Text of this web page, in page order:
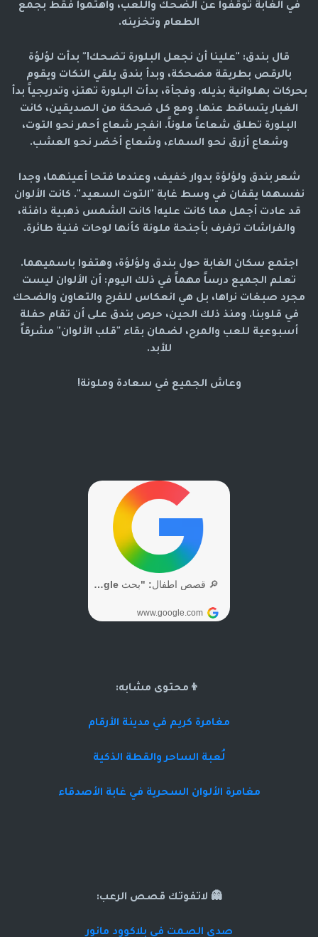
في الغابة توقفوا عن الضحك واللعب، واهتموا فقط بجمع
الطعام وتخزينه.
قال بندق: "علينا أن نجعل البلورة تضحك!" بدأت لؤلؤة
بالرقص بطريقة مضحكة، وبدأ بندق يلقي النكات ويقوم
بحركات بهلوانية بذيله. وفجأة، بدأت البلورة تهتز، وتدريجياً بدأ
الغبار يتساقط عنها. ومع كل ضحكة من الصديقين، كانت
البلورة تطلق شعاعاً ملوناً. انفجر شعاع أحمر نحو التوت،
وشعاع أزرق نحو السماء، وشعاع أخضر نحو العشب.
شعر بندق ولؤلؤة بدوار خفيف، وعندما فتحا أعينهما، وجدا
نفسهما يقفان في وسط غابة "التوت السعيد". كانت الألوان
قد عادت أجمل مما كانت عليه! كانت الشمس ذهبية دافئة،
والفراشات ترفرف بأجنحة ملونة كأنها لوحات فنية طائرة.
اجتمع سكان الغابة حول بندق ولؤلؤة، وهتفوا باسميهما.
تعلم الجميع درساً مهماً في ذلك اليوم: أن الألوان ليست
مجرد صبغات نراها، بل هي انعكاس للفرح والتعاون والضحك
في قلوبنا. ومنذ ذلك الحين، حرص بندق على أن تقام حفلة
أسبوعية للعب والمرح، لضمان بقاء "قلب الألوان" مشرقاً
للأبد.
وعاش الجميع في سعادة وملونة!
👦محتوى مشابه:
مغامرة كريم في مدينة الأرقام
لُعبة الساحر والقطة الذكية
مغامرة الألوان السحرية في غابة الأصدقاء
👻 لاتفوتك قصص الرعب:
صدى الصمت في بلاكوود مانور